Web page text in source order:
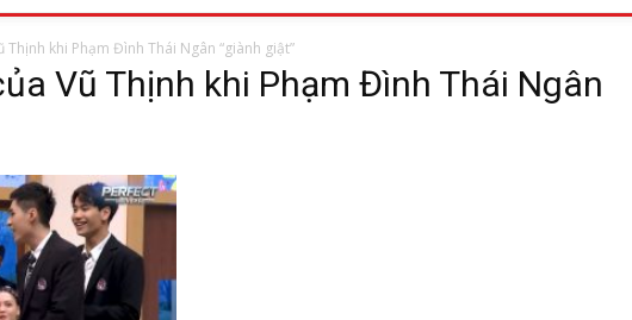
SaoExpress
Thịnh khi Phạm Đình Thái Ngân “giành giật”
Vũ Thịnh khi Phạm Đình Thái Ngân